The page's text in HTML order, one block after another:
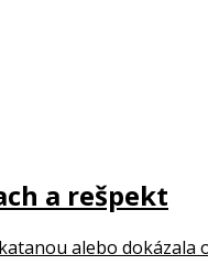
a rešpekt
alebo dokázala